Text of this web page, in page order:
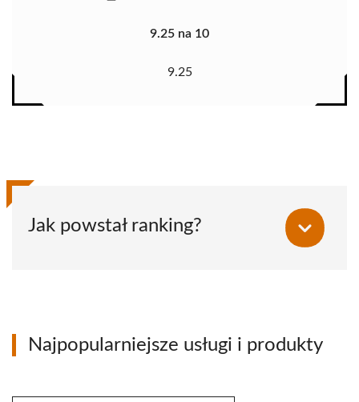
9.25 na 10
9.25
Jak powstał ranking?
Najpopularniejsze usługi i produkty